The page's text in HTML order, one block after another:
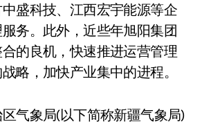
盛科技、江西宏宇能源等企
务。此外，近些年旭阳集团
的良机，快速推进运营管理
略，加快产业集中的进程。
气象局(以下简称新疆气象局)